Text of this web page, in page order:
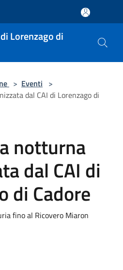
Lorenzago di
> Eventi >
dal CAI di Lorenzago di
notturna
dal CAI di
di Cadore
fino al Ricovero Miaron